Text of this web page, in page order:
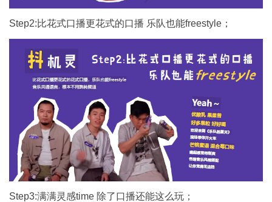
Step2:比花式口播更花式的口播 乐队也能freestyle；
Step3:满满灵感time 除了口播还能这么玩；